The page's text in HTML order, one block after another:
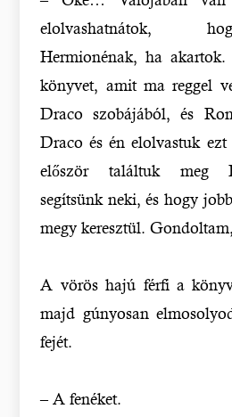
elolvashatnátok,
Hermionénak, ha
könyvet, amit ma reggel
Draco szobájából, és
Draco és én elolvastuk
először találtuk meg
segítsünk neki, és hogy
megy keresztül.
A vörös hajú férfi a
majd gúnyosan
fejét.
– A fenéket.